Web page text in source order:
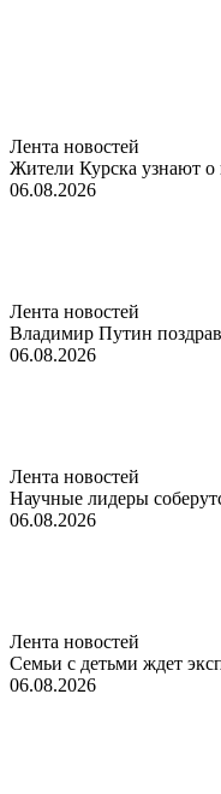
Лента новостей
Жители Курска узнают
06.08.2026
Лента новостей
Владимир Путин
06.08.2026
Лента новостей
Научные лидеры
06.08.2026
Лента новостей
Семьи с детьми ждет
06.08.2026